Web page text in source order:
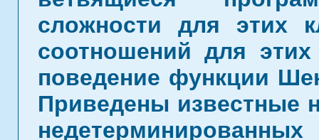
сложности для этих
соотношений для
поведение функции
Приведены известные